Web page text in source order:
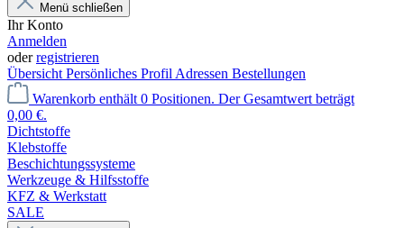
Menü schließen
Ihr Konto
Anmelden
oderregistrieren
Übersicht Persönliches Profil Adressen Bestellungen
Warenkorb enthält 0 Positionen. Der Gesamtwert beträgt
0,00 €.
Dichtstoffe
Klebstoffe
Beschichtungssysteme
Werkzeuge & Hilfsstoffe
KFZ & Werkstatt
SALE